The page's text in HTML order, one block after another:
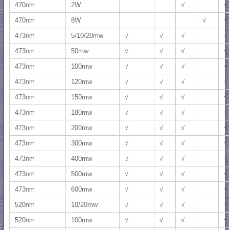
470nm
2W √
√
470nm
8W √
√
473nm
5/10/20mw √ √ √
√
473nm
50mw √ √ √
√
473nm
100mw √ √ √
√
473nm
120mw √ √ √
√
473nm
150mw √ √ √
√
473nm
180mw √ √ √
√
473nm
200mw √ √ √
√
473nm
300mw √ √ √
√
473nm
400mw √ √ √
√
473nm
500mw √ √ √
√
473nm
600mw √ √ √
√
520nm
10/20mw √ √ √
√
520nm
100mw √ √ √
√